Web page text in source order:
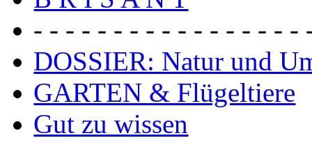
- - - - - - - - - - - - - - - - -
DOSSIER: Natur und
GARTEN & Flügeltiere
Gut zu wissen